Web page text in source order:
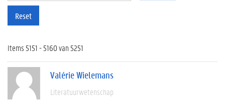
Reset
Items 5151 - 5160 van 5251
Valérie Wielemans
Literatuurwetenschap